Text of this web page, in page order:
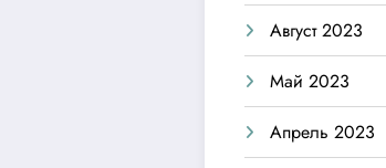
Август 2023
Май 2023
Апрель 2023